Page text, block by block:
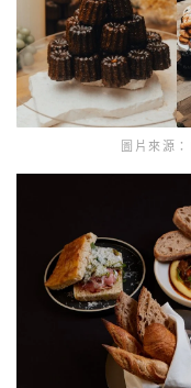
圖片來源：